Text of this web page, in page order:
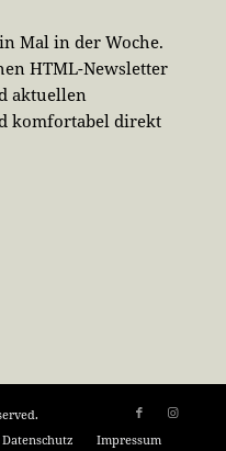
Mal in der Woche.
HTML-Newsletter
aktuellen
komfortabel direkt
Datenschutz Impressum